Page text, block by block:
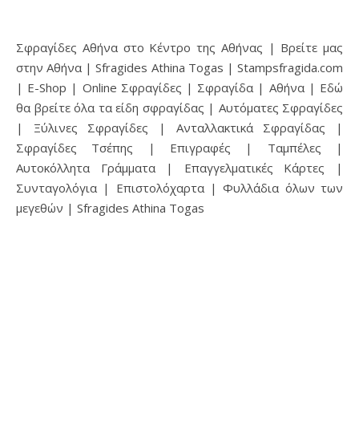
Σφραγίδες Αθήνα στο Κέντρο της Αθήνας | Βρείτε μας
στην Αθήνα | Sfragides Athina Togas | Stampsfragida.com
| E-Shop | Online Σφραγίδες | Σφραγίδα | Αθήνα | Εδώ
θα βρείτε όλα τα είδη σφραγίδας | Αυτόματες Σφραγίδες
| Ξύλινες Σφραγίδες | Ανταλλακτικά Σφραγίδας |
Σφραγίδες Τσέπης | Επιγραφές | Ταμπέλες |
Αυτοκόλλητα Γράμματα | Επαγγελματικές Κάρτες |
Συνταγολόγια | Επιστολόχαρτα | Φυλλάδια όλων των
μεγεθών | Sfragides Athina Togas